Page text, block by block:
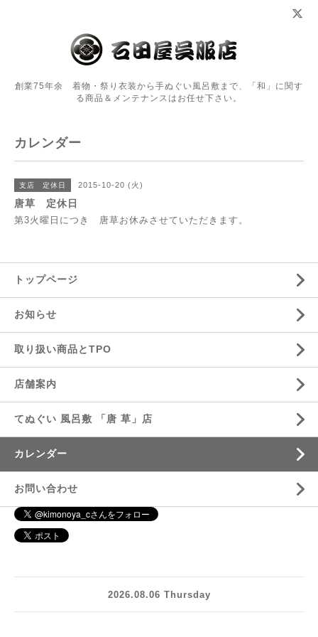
創業75年余 着物・祭り衣装から手ぬぐい風呂敷まで、「和」に関す
る商品＆メンテナンスはお任せ下さい。
カレンダー
支店 定休日 2015-10-20 (火)
唐草 定休日
第3火曜日につき 唐草お休みさせていただきます。
トップページ
お知らせ
取り扱い商品とTPO
店舗案内
てぬぐい 風呂敷 「唐 草」店
カレンダー
お問い合わせ
2026.08.06 Thursday